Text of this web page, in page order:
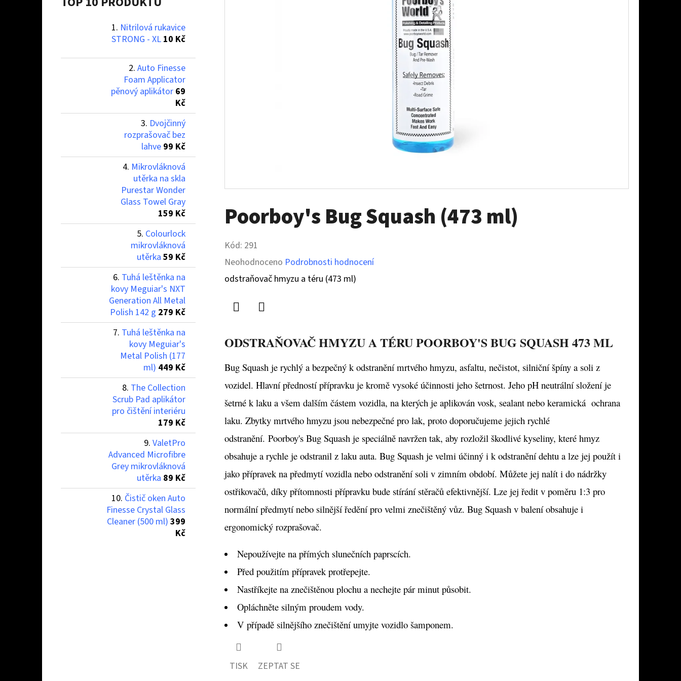
Nitrilová rukavice
STRONG - XL 10 Kč
Auto Finesse
Foam Applicator
pěnový aplikátor 69
Kč
Dvojčinný
rozprašovač bez
lahve 99 Kč
Mikrovláknová
utěrka na skla
Purestar Wonder
Glass Towel Gray
159 Kč
Colourlock
mikrovláknová
utěrka 59 Kč
Tuhá leštěnka na
kovy Meguiar's NXT
Generation All Metal
Polish 142 g 279 Kč
Tuhá leštěnka na
kovy Meguiar's
Metal Polish (177
ml) 449 Kč
The Collection
Scrub Pad aplikátor
pro čištění interiéru
179 Kč
ValetPro
Advanced Microfibre
Grey mikrovláknová
utěrka 89 Kč
Čistič oken Auto
Finesse Crystal Glass
Cleaner (500 ml) 399
Kč
Poorboy's Bug Squash (473 ml)
Kód: 291
Průměrné
hodnocení
z
5
hvězdiček.
Neohodnoceno Podrobnosti hodnocení
odstraňovač hmyzu a téru (473 ml)
ODSTRAŇOVAČ HMYZU A TÉRU POORBOY'S BUG SQUASH 473 ML
Bug Squash je rychlý a bezpečný k odstranění mrtvého hmyzu, asfaltu, nečistot, silniční špíny a soli z
vozidel. Hlavní předností přípravku je kromě vysoké účinnosti jeho šetrnost. Jeho pH neutrální složení je
šetrné k laku a všem dalším částem vozidla, na kterých je aplikován vosk, sealant nebo keramická ochrana
laku. Zbytky mrtvého hmyzu jsou nebezpečné pro lak, proto doporučujeme jejich rychlé
odstranění. Poorboy's Bug Squash je speciálně navržen tak, aby rozložil škodlivé kyseliny, které hmyz
obsahuje a rychle je odstranil z laku auta. Bug Squash je velmi účinný i k odstranění dehtu a lze jej použít i
jako přípravek na předmytí vozidla nebo odstranění soli v zimním období. Můžete jej nalít i do nádržky
ostřikovačů, díky přítomnosti přípravku bude stírání stěračů efektivnější. Lze jej ředit v poměru 1:3 pro
normální předmytí nebo silnější ředění pro velmi znečištěný vůz. Bug Squash v balení obsahuje i
ergonomický rozprašovač.
Nepoužívejte na přímých slunečních paprscích.
Před použitím přípravek protřepejte.
Nastříkejte na znečištěnou plochu a nechejte pár minut působit.
Opláchněte silným proudem vody.
V případě silnějšího znečištění umyjte vozidlo šamponem.
TISK ZEPTAT SE
NITRILOVÁ RUKAVICE STRONG - XL
DVOJČINNÝ ROZPRAŠOVAČ BEZ LAHVE
99 Kč